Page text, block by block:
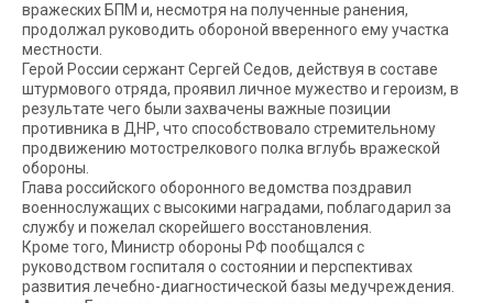
вражеских БПМ и, несмотря на полученные ранения,
продолжал руководить обороной вверенного ему участка
местности.
Герой России сержант Сергей Седов, действуя в составе
штурмового отряда, проявил личное мужество и героизм, в
результате чего были захвачены важные позиции
противника в ДНР, что способствовало стремительному
продвижению мотострелкового полка вглубь вражеской
обороны.
Глава российского оборонного ведомства поздравил
военнослужащих с высокими наградами, поблагодарил за
службу и пожелал скорейшего восстановления.
Кроме того, Министр обороны РФ пообщался с
руководством госпиталя о состоянии и перспективах
развития лечебно-диагностической базы медучреждения.